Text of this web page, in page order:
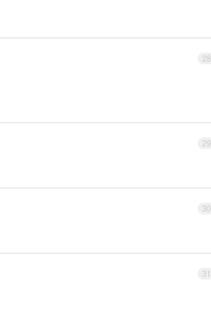
28
29
30
31